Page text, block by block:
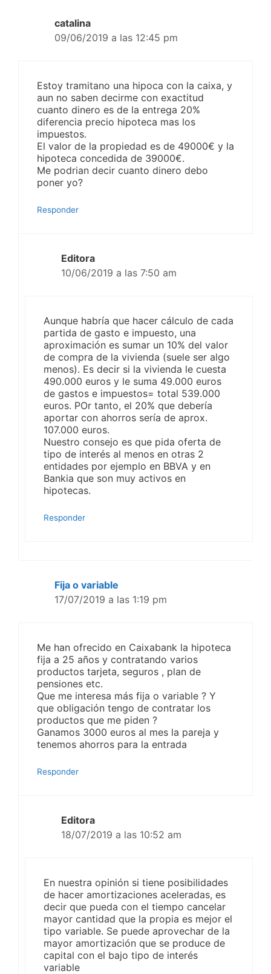
catalina
09/06/2019 a las 12:45 pm
Estoy tramitano una hipoca con la caixa, y
aun no saben decirme con exactitud
cuanto dinero es de la entrega 20%
diferencia precio hipoteca mas los
impuestos.
El valor de la propiedad es de 49000€ y la
hipoteca concedida de 39000€.
Me podrian decir cuanto dinero debo
poner yo?
Responder
Editora
10/06/2019 a las 7:50 am
Aunque habría que hacer cálculo de cada
partida de gasto e impuesto, una
aproximación es sumar un 10% del valor
de compra de la vivienda (suele ser algo
menos). Es decir si la vivienda le cuesta
490.000 euros y le suma 49.000 euros
de gastos e impuestos= total 539.000
euros. POr tanto, el 20% que debería
aportar con ahorros sería de aprox.
107.000 euros.
Nuestro consejo es que pida oferta de
tipo de interés al menos en otras 2
entidades por ejemplo en BBVA y en
Bankia que son muy activos en
hipotecas.
Responder
Fija o variable
17/07/2019 a las 1:19 pm
Me han ofrecido en Caixabank la hipoteca
fija a 25 años y contratando varios
productos tarjeta, seguros , plan de
pensiones etc.
Que me interesa más fija o variable ? Y
que obligación tengo de contratar los
productos que me piden ?
Ganamos 3000 euros al mes la pareja y
tenemos ahorros para la entrada
Responder
Editora
18/07/2019 a las 10:52 am
En nuestra opinión si tiene posibilidades
de hacer amortizaciones aceleradas, es
decir que pueda con el tiempo cancelar
mayor cantidad que la propia es mejor el
tipo variable. Se puede aprovechar de la
mayor amortización que se produce de
capital con el bajo tipo de interés
variable